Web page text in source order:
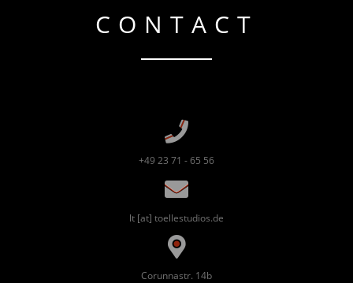
CONTACT
+49 23 71 - 65 56
lt [at] toellestudios.de
Corunnastr. 14b